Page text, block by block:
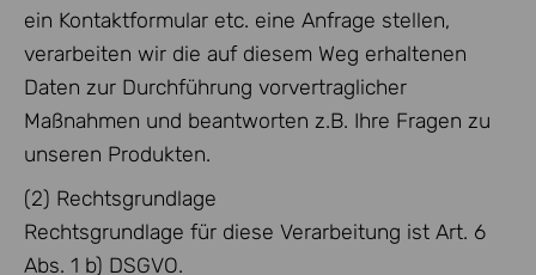
ein Kontaktformular etc. eine Anfrage stellen,
verarbeiten wir die auf diesem Weg erhaltenen
Daten zur Durchführung vorvertraglicher
Maßnahmen und beantworten z.B. Ihre Fragen zu
unseren Produkten.
(2) Rechtsgrundlage
Rechtsgrundlage für diese Verarbeitung ist Art. 6
Abs. 1 b) DSGVO.